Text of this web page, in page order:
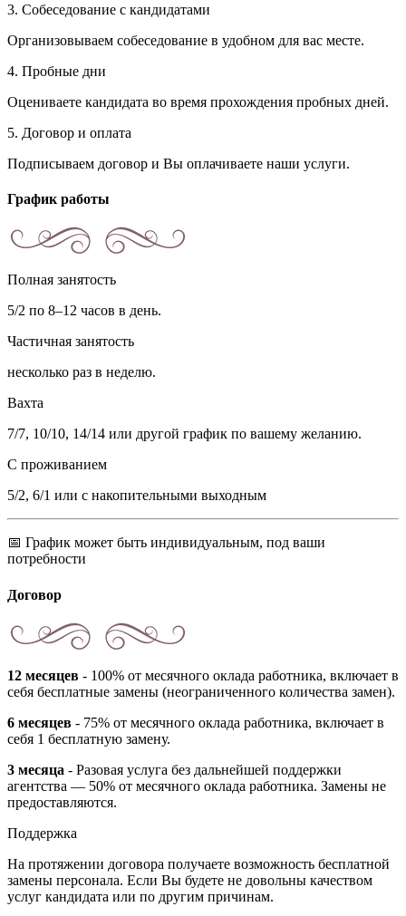
3. Собеседование с кандидатами
Организовываем собеседование в удобном для вас месте.
4. Пробные дни
Оцениваете кандидата во время прохождения пробных дней.
5. Договор и оплата
Подписываем договор и Вы оплачиваете наши услуги.
График работы
Полная занятость
5/2 по 8–12 часов в день.
Частичная занятость
несколько раз в неделю.
Вахта
7/7, 10/10, 14/14 или другой график по вашему желанию.
С проживанием
5/2, 6/1 или с накопительными выходным
📅 График может быть индивидуальным, под ваши
потребности
Договор
12 месяцев - 100% от месячного оклада работника, включает в
себя бесплатные замены (неограниченного количества замен).
6 месяцев - 75% от месячного оклада работника, включает в
себя 1 бесплатную замену.
3 месяца - Разовая услуга без дальнейшей поддержки
агентства — 50% от месячного оклада работника. Замены не
предоставляются.
Поддержка
На протяжении договора получаете возможность бесплатной
замены персонала. Если Вы будете не довольны качеством
услуг кандидата или по другим причинам.